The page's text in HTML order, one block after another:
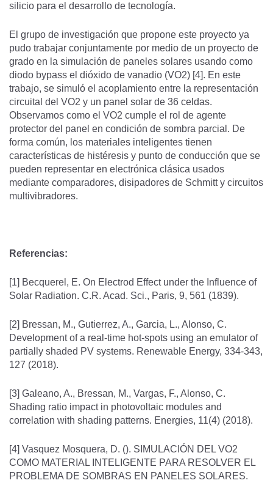
silicio para el desarrollo de tecnología.
El grupo de investigación que propone este proyecto ya
pudo trabajar conjuntamente por medio de un proyecto de
grado en la simulación de paneles solares usando como
diodo bypass el dióxido de vanadio (VO2) [4]. En este
trabajo, se simuló el acoplamiento entre la representación
circuital del VO2 y un panel solar de 36 celdas.
Observamos como el VO2 cumple el rol de agente
protector del panel en condición de sombra parcial. De
forma común, los materiales inteligentes tienen
características de histéresis y punto de conducción que se
pueden representar en electrónica clásica usados
mediante comparadores, disipadores de Schmitt y circuitos
multivibradores.
Referencias:
[1] Becquerel, E. On Electrod Effect under the Influence of
Solar Radiation. C.R. Acad. Sci., Paris, 9, 561 (1839).
[2] Bressan, M., Gutierrez, A., Garcia, L., Alonso, C.
Development of a real-time hot-spots using an emulator of
partially shaded PV systems. Renewable Energy, 334-343,
127 (2018).
[3] Galeano, A., Bressan, M., Vargas, F., Alonso, C.
Shading ratio impact in photovoltaic modules and
correlation with shading patterns. Energies, 11(4) (2018).
[4] Vasquez Mosquera, D. (). SIMULACIÓN DEL VO2
COMO MATERIAL INTELIGENTE PARA RESOLVER EL
PROBLEMA DE SOMBRAS EN PANELES SOLARES.